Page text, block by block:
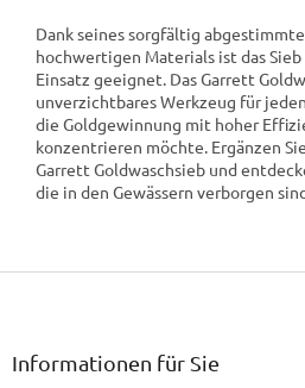
Dank seines sorgfältig
hochwertigen Materials ist das
Einsatz geeignet. Das Garrett
unverzichtbares Werkzeug für
die Goldgewinnung mit hoher
konzentrieren möchte. Ergänzen
Garrett Goldwaschsieb und
die in den Gewässern verborgen
F
Informationen für Sie